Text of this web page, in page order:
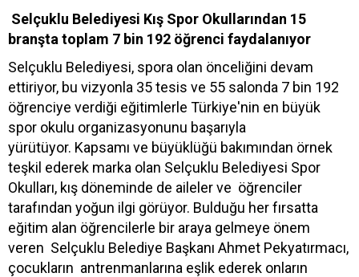
Selçuklu Belediyesi Kış Spor Okullarından 15
branşta toplam 7 bin 192 öğrenci faydalanıyor
Selçuklu Belediyesi, spora olan önceliğini devam
ettiriyor, bu vizyonla 35 tesis ve 55 salonda 7 bin 192
öğrenciye verdiği eğitimlerle Türkiye'nin en büyük
spor okulu organizasyonunu başarıyla
yürütüyor. Kapsamı ve büyüklüğü bakımından örnek
teşkil ederek marka olan Selçuklu Belediyesi Spor
Okulları, kış döneminde de aileler ve öğrenciler
tarafından yoğun ilgi görüyor. Bulduğu her fırsatta
eğitim alan öğrencilerle bir araya gelmeye önem
veren Selçuklu Belediye Başkanı Ahmet Pekyatırmacı,
çocukların antrenmanlarına eşlik ederek onların